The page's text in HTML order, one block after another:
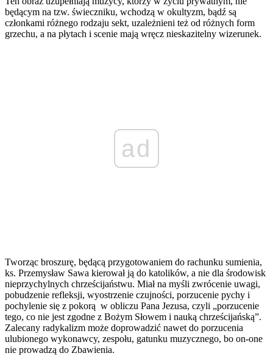
będącym na tzw. świeczniku, wchodzą w okultyzm, bądź są
członkami różnego rodzaju sekt, uzależnieni też od różnych form
grzechu, a na płytach i scenie mają wręcz nieskazitelny wizerunek.
ad
Tworząc broszurę, będącą przygotowaniem do rachunku sumienia,
ks. Przemysław Sawa kierował ją do katolików, a nie dla środowisk
nieprzychylnych chrześcijaństwu. Miał na myśli zwrócenie uwagi,
pobudzenie refleksji, wyostrzenie czujności, porzucenie pychy i
pochylenie się z pokorą w obliczu Pana Jezusa, czyli „porzucenie
tego, co nie jest zgodne z Bożym Słowem i nauką chrześcijańską”.
Zalecany radykalizm może doprowadzić nawet do porzucenia
ulubionego wykonawcy, zespołu, gatunku muzycznego, bo on-one
nie prowadzą do Zbawienia.